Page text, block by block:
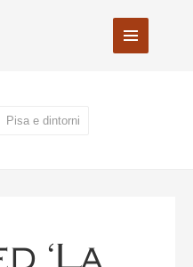
Pisa e dintorni
‘la